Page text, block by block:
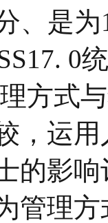
、是
0
方式
，运
的影
管理